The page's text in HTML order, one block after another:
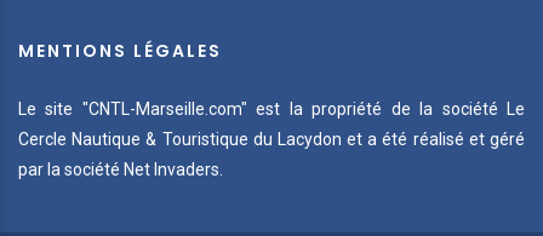
MENTIONS LÉGALES
Le site "CNTL-Marseille.com" est la propriété de la société Le
Cercle Nautique & Touristique du Lacydon et a été réalisé et géré
par la société Net Invaders.
!